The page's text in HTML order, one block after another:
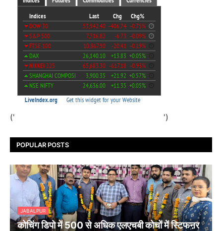
(' ')
POPULAR POSTS
JABALPUR
कोचिंग डिपो में 500 से अधिक एलएचबी कोचों में स्टिफऩर